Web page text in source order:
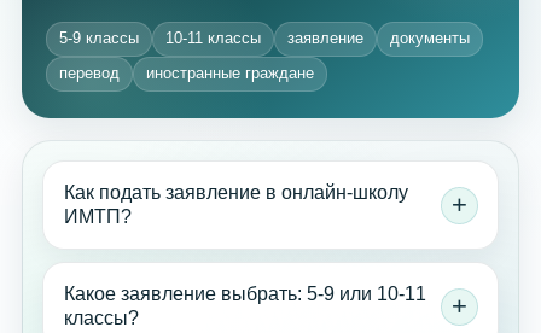
5-9 классы 10-11 классы заявление документы
перевод иностранные граждане
Как подать заявление в онлайн-школу
ИМТП?
Какое заявление выбрать: 5-9 или 10-11
классы?